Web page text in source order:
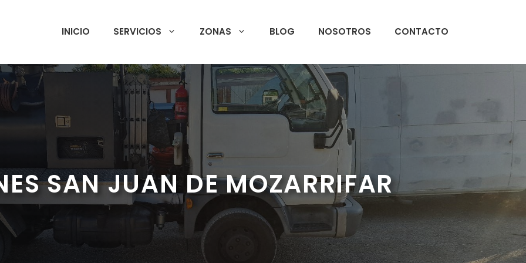
INICIO SERVICIOS ZONAS BLOG NOSOTROS CONTACTO
SAN JUAN DE MOZARRIFAR